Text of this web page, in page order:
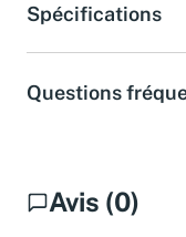
Spécifications
Questions
Avis (0)